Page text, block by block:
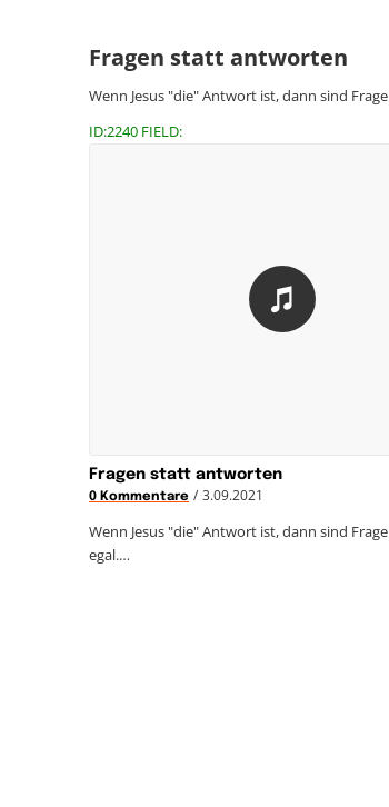
Fragen statt antworten
Wenn Jesus "die" Antwort ist, dann sind
ID:2240 FIELD:
Fragen statt antworten
0 Kommentare / 3.09.2021
Wenn Jesus "die" Antwort ist, dann sind
egal.…